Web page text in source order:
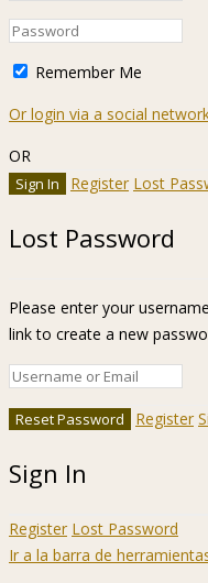
Remember Me
Or login via a social
OR
Register Lost
Lost Password
Please enter your
link to create a new
Register
Sign In
Register Lost Password
Ir a la barra de